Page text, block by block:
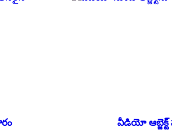
సృష్టించడానికి మీకు
వీడియో